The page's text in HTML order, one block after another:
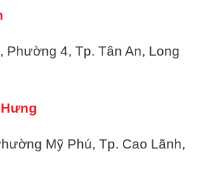
Phường 4, Tp. Tân An, Long
Mỹ Phú, Tp. Cao Lãnh,